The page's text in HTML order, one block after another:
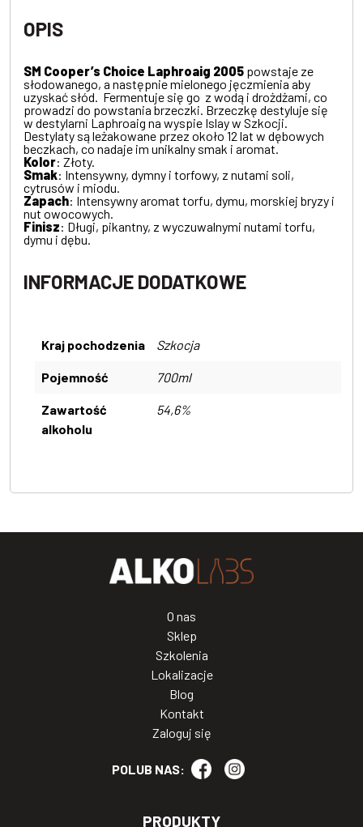
OPIS
SM Cooper’s Choice Laphroaig 2005 powstaje ze
słodowanego, a następnie mielonego jęczmienia aby
uzyskać słód. Fermentuje się go z wodą i drożdżami, co
prowadzi do powstania brzeczki. Brzeczkę destyluje się
w destylarni Laphroaig na wyspie Islay w Szkocji.
Destylaty są leżakowane przez około 12 lat w dębowych
beczkach, co nadaje im unikalny smak i aromat.
Kolor: Złoty.
Smak: Intensywny, dymny i torfowy, z nutami soli,
cytrusów i miodu.
Zapach: Intensywny aromat torfu, dymu, morskiej bryzy i
nut owocowych.
Finisz: Długi, pikantny, z wyczuwalnymi nutami torfu,
dymu i dębu.
INFORMACJE DODATKOWE
Kraj pochodzenia Szkocja
Pojemność 700ml
Zawartość
alkoholu
54,6%
O nas
Sklep
Szkolenia
Lokalizacje
Blog
Kontakt
Zaloguj się
POLUB NAS:
PRODUKTY